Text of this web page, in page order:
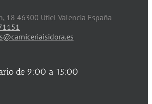
18 46300 Utiel Valencia España
de 9:00 a 15:00